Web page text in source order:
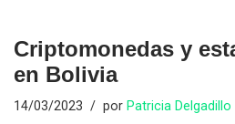
Criptomonedas y
en Bolivia
14/03/2023 por Patricia Delgadillo